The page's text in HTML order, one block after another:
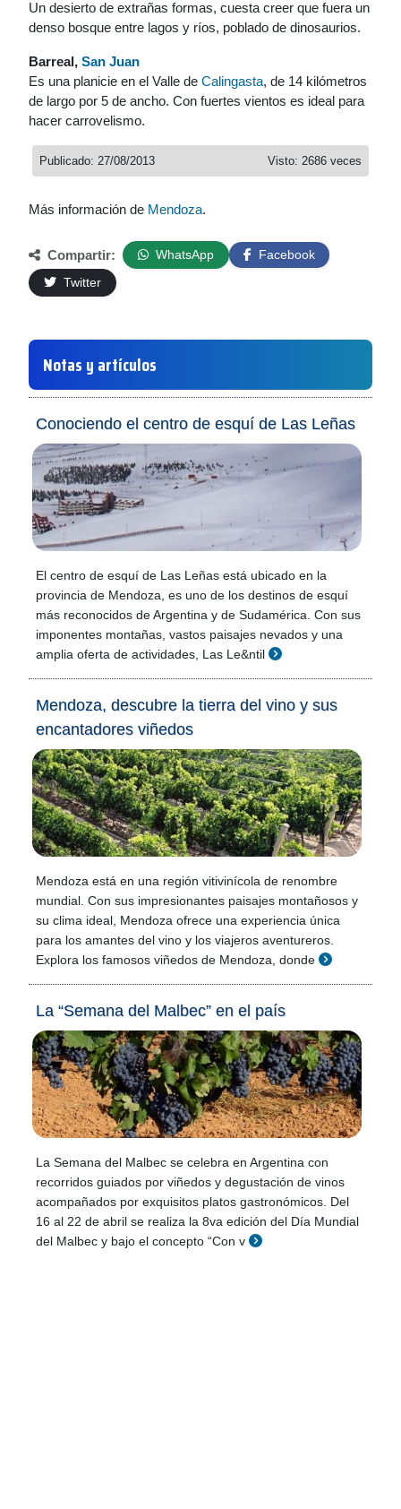
Un desierto de extrañas formas, cuesta creer que fuera un
denso bosque entre lagos y ríos, poblado de dinosaurios.
Barreal, San Juan
Es una planicie en el Valle de Calingasta, de 14 kilómetros
de largo por 5 de ancho. Con fuertes vientos es ideal para
hacer carrovelismo.
Visto: 2686 veces
Publicado: 27/08/2013
Más información de Mendoza.
Compartir: WhatsApp
Facebook
Twitter
Notas y artículos
Conociendo el centro de esquí de Las Leñas
El centro de esquí de Las Leñas está ubicado en la
provincia de Mendoza, es uno de los destinos de esquí
más reconocidos de Argentina y de Sudamérica. Con sus
imponentes montañas, vastos paisajes nevados y una
amplia oferta de actividades, Las Le&ntil
Mendoza, descubre la tierra del vino y sus
encantadores viñedos
Mendoza está en una región vitivinícola de renombre
mundial. Con sus impresionantes paisajes montañosos y
su clima ideal, Mendoza ofrece una experiencia única
para los amantes del vino y los viajeros aventureros.
Explora los famosos viñedos de Mendoza, donde
La “Semana del Malbec” en el país
La Semana del Malbec se celebra en Argentina con
recorridos guiados por viñedos y degustación de vinos
acompañados por exquisitos platos gastronómicos. Del
16 al 22 de abril se realiza la 8va edición del Día Mundial
del Malbec y bajo el concepto “Con v